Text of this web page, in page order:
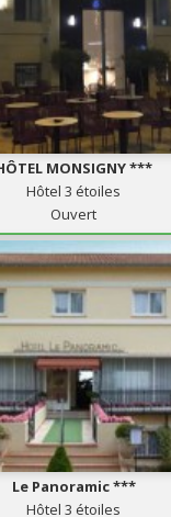
MONSIGNY ***
Hôtel 3 étoiles
Ouvert
Le Panoramic ***
Hôtel 3 étoiles